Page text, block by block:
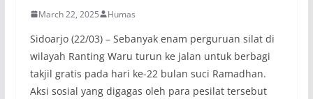
March 22, 2025 Humas
Sidoarjo (22/03) – Sebanyak enam perguruan silat di
wilayah Ranting Waru turun ke jalan untuk berbagi
takjil gratis pada hari ke-22 bulan suci Ramadhan.
Aksi sosial yang digagas oleh para pesilat tersebut